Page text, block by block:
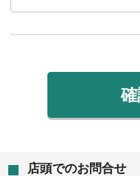
店頭でのお問合せ